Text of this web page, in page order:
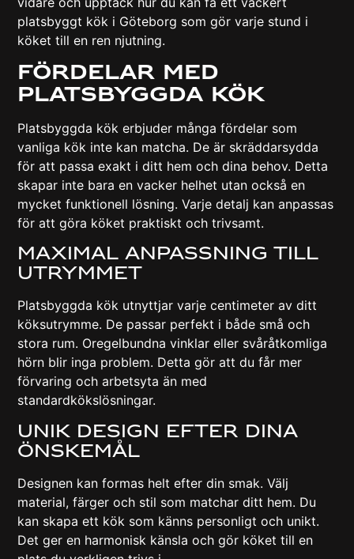
platsbyggt kök i Göteborg som gör varje stund i
köket till en ren njutning.
Fördelar Med
Platsbyggda Kök
Platsbyggda kök erbjuder många fördelar som
vanliga kök inte kan matcha. De är skräddarsydda
för att passa exakt i ditt hem och dina behov. Detta
skapar inte bara en vacker helhet utan också en
mycket funktionell lösning. Varje detalj kan anpassas
för att göra köket praktiskt och trivsamt.
Maximal Anpassning Till
Utrymmet
Platsbyggda kök utnyttjar varje centimeter av ditt
köksutrymme. De passar perfekt i både små och
stora rum. Oregelbundna vinklar eller svåråtkomliga
hörn blir inga problem. Detta gör att du får mer
förvaring och arbetsyta än med
standardkökslösningar.
Unik Design Efter Dina
Önskemål
Designen kan formas helt efter din smak. Välj
material, färger och stil som matchar ditt hem. Du
kan skapa ett kök som känns personligt och unikt.
Det ger en harmonisk känsla och gör köket till en